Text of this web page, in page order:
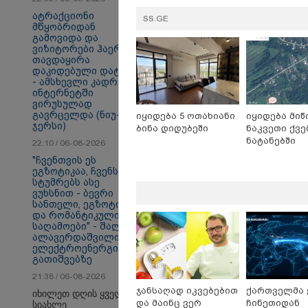
სამართალი
ატრაქციონი
მწყობრიდან
გამოვიდა და
ვიზიტორები ჰაერში
თავდაყირა
დაკიდებული დატოვა
- ამსხევლი კადრები
ინტერნეტში
ვირუსულად
გავრცელდა (ნიუ-
ჯერსი)
22:10 / 06-08-2026
"ჩვენთვის ეს
ეგზოტიკაა, ჩვენს
სტუმრებს ასე
ვუხსნით - ბევრი
სანთელი, ეგზოტიკა
და რომანტიკული
საღამოები" - შალვა
ალავერდაშვილი
ელექტროენერგიის
გათიშვებზე
21:38 / 06-08-2026
იხილეთ დღის ყველა
სიახლე
SS.GE
იყიდება 5 ოთახიანი
ბინა დიდუბეში
იყიდება
ნაკვეთი
ნატანებში
ჯანსაღად იკვებებით
და მაინც ვერ
ქართველმა
ჩინეთიდან